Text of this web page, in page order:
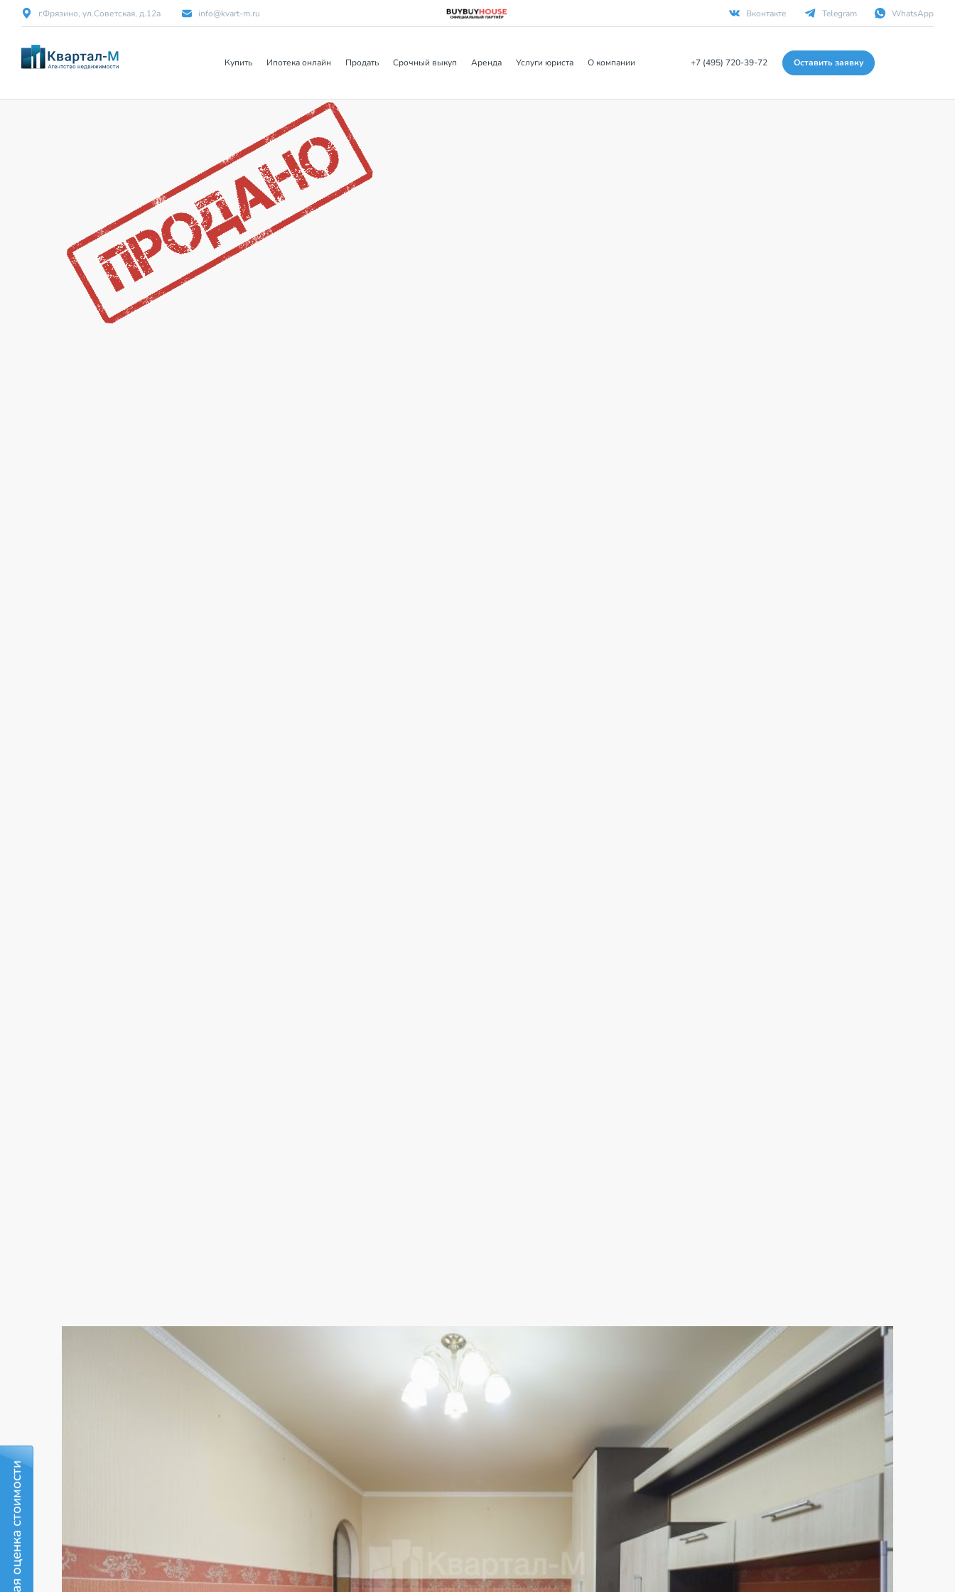
г.Фрязино, ул.Советская, д.12а info@kvart-m.ru Вконтакте Telegram WhatsApp
Купить Ипотека онлайн Продать Срочный выкуп Аренда Услуги юриста О компании +7 (495) 720-39-72 Оставить заявку